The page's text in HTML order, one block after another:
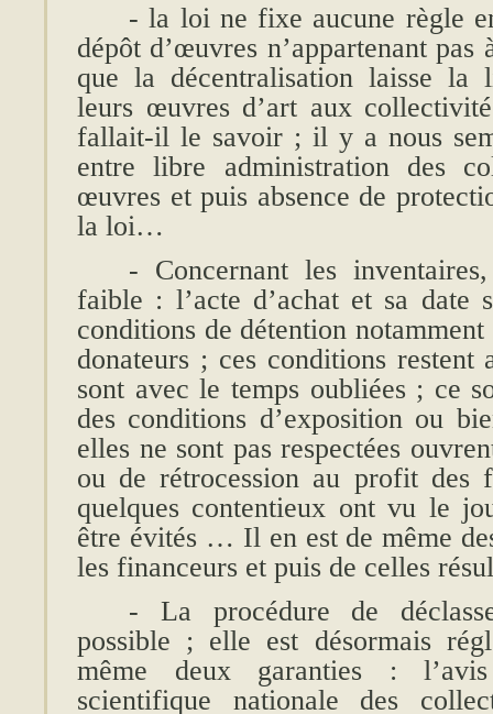
- la loi ne fixe aucune règle
dépôt d’œuvres n’appartenant
que la décentralisation laisse la
leurs œuvres d’art aux
fallait-il le savoir ; il y a nous
entre libre administration des
œuvres et puis absence de
la loi…
- Concernant les
faible : l’acte d’achat et sa date
conditions de détention
donateurs ; ces conditions restent
sont avec le temps oubliées ; ce
des conditions d’exposition ou
elles ne sont pas respectées
ou de rétrocession au profit des
quelques contentieux ont vu le
être évités … Il en est de même
les financeurs et puis de celles
- La procédure de
possible ; elle est désormais
même deux garanties :
scientifique nationale des